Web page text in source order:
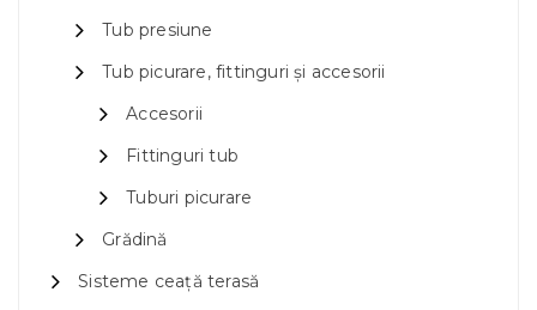
Tub presiune
Tub picurare, fittinguri și accesorii
Accesorii
Fittinguri tub
Tuburi picurare
Grădină
Sisteme ceață terasă